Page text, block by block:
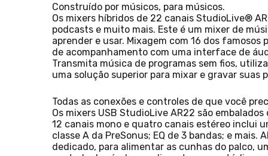
Construído por músicos, para músicos.
Os mixers híbridos de 22 canais StudioLive®
podcasts e muito mais. Este é um mixer de
aprender e usar. Mixagem com 16 dos
de acompanhamento com uma interface de
Transmita música de programas sem fios,
uma solução superior para mixar e gravar suas
Todas as conexões e controles de que você
Os mixers USB StudioLive AR22 são
12 canais mono e quatro canais estéreo inclui
classe A da PreSonus; EQ de 3 bandas; e
dedicado, para alimentar as cunhas do palco,